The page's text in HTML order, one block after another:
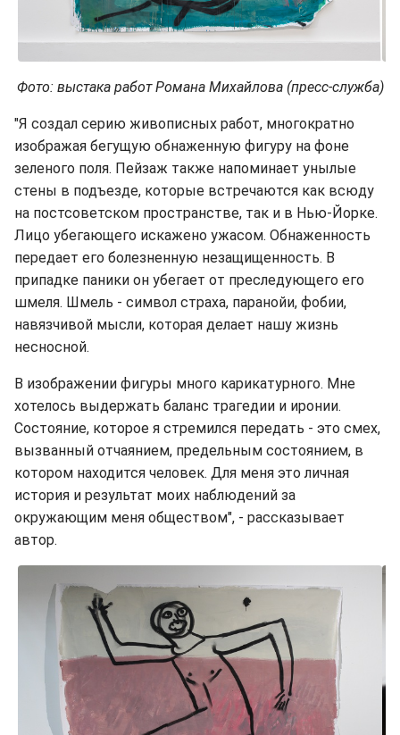
Фото: выстака работ Романа Михайлова (пресс-служба)
"Я создал серию живописных работ, многократно
изображая бегущую обнаженную фигуру на фоне
зеленого поля. Пейзаж также напоминает унылые
стены в подъезде, которые встречаются как всюду
на постсоветском пространстве, так и в Нью-Йорке.
Лицо убегающего искажено ужасом. Обнаженность
передает его болезненную незащищенность. В
припадке паники он убегает от преследующего его
шмеля. Шмель - символ страха, паранойи, фобии,
навязчивой мысли, которая делает нашу жизнь
несносной.
В изображении фигуры много карикатурного. Мне
хотелось выдержать баланс трагедии и иронии.
Состояние, которое я стремился передать - это смех,
вызванный отчаянием, предельным состоянием, в
котором находится человек. Для меня это личная
история и результат моих наблюдений за
окружающим меня обществом", - рассказывает
автор.